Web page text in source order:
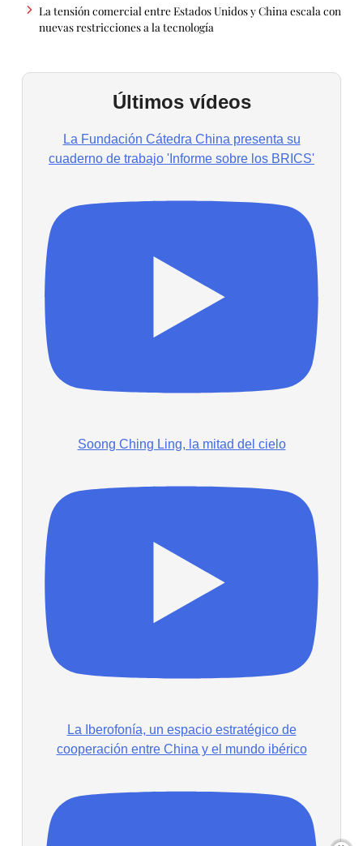
La tensión comercial entre Estados Unidos y China escala con
nuevas restricciones a la tecnología
Últimos vídeos
La Fundación Cátedra China presenta su
cuaderno de trabajo 'Informe sobre los BRICS'
Soong Ching Ling, la mitad del cielo
La Iberofonía, un espacio estratégico de
cooperación entre China y el mundo ibérico